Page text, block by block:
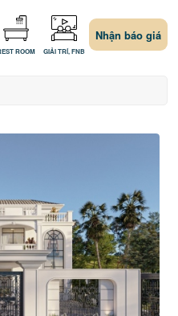
ROOM GIẢI TRÍ, FNB
Nhận báo giá